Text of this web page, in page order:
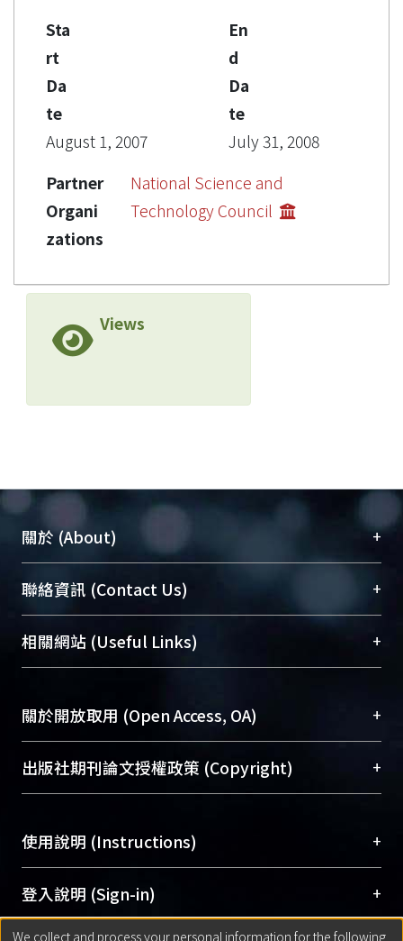
Sta
rt
Da
te
August 1, 2007
En
d
Da
te
July 31, 2008
Partner
Organi
zations
National Science and
Technology Council
Views
關於 (About) +
臺大位居世界頂尖大學之列，為永久珍藏及向國際
展現本校豐碩的研究成果及學術能量，圖書館整合
機構典藏（NTUR）與學術庫（AH）不同功能平
台，成為臺大學術典藏NTU scholars。期能整合研
成果。
To permanently archive and promote researcher
profiles and scholarly works, Library integrates the
services of “NTU Repository” with “Academic
聯絡資訊 (Contact Us) +
總館學科館員(Main Library)
醫學圖書館學科館員(Medical Library)
Sciences Library)
相關網站 (Useful Links) +
關於開放取用 (Open Access, OA) +
開放取用是從使用者角度提升資訊取用性的社會運
動，應用在學術研究上是透過將研究著作公開供使
用逐年攀升。同時可加速研究發展、提升研究影響
Archive）平台。 （點選深入了解OA）
出版社期刊論文授權政策 (Copyright) +
含部分內容的版權非匯入者所有，或由第三方贊
助與合作完成，請確認該版權所有者及第三方同
意提供此授權。
Please represent that the submission is your
original work, and that you have the right to
使用說明 (Instructions) +
網站簡介(Quickstart Guide)
使用手冊(Instruction Manual)
登入說明 (Sign-in) +
We collect and process your personal information for the following